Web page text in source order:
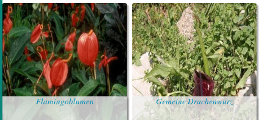
Flamingoblumen Gemeine Drachenwurz